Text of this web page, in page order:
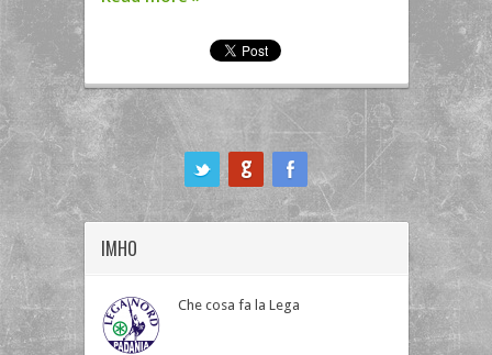
IMHO
Che cosa fa la Lega